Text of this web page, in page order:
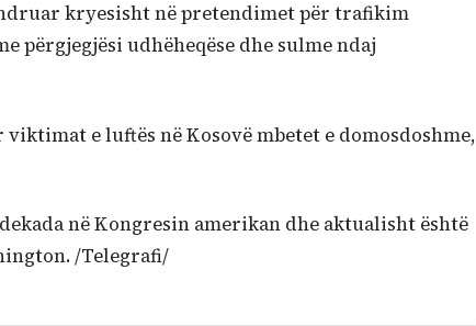
kryesisht në pretendimet për trafikim
përgjegjësi udhëheqëse dhe sulme ndaj
e luftës në Kosovë mbetet e domosdoshme,
në Kongresin amerikan dhe aktualisht është
/Telegrafi/